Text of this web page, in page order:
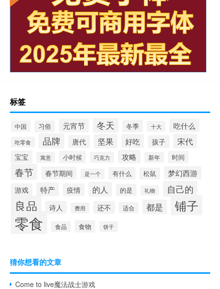
标签
中国 习俗 元宵节 冬天 冬季 十大 吃什么
吃零食 品牌 唐代 坚果 好吃 孩子 宋代
宝宝 寓意 小时候 巧克力 攻略 新年 时间
春节 春节期间 是一个 有什么 松鼠 梦幻西游
游戏 特产 疫情 的人 的是 礼物 自己的
良品 诗人 费用 还不 适合 都是 铺子
零食 食品 食物 饼干
猜你想看的文章
Come to live魔法战士游戏